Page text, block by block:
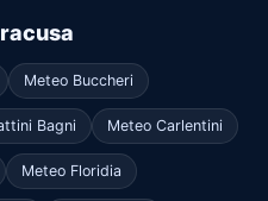
Meteo Buccheri
Bagni Meteo Carlentini
Meteo Floridia